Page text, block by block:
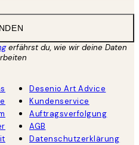
erfährst du, wie wir deine Daten
Desenio Art Advice
Kundenservice
Auftragsverfolgung
AGB
Datenschutzerklärung